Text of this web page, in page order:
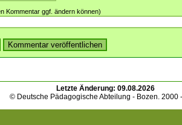
Kommentar ggf. ändern können)
Letzte Änderung: 09.08.2026
© Deutsche Pädagogische Abteilung - Bozen. 2000